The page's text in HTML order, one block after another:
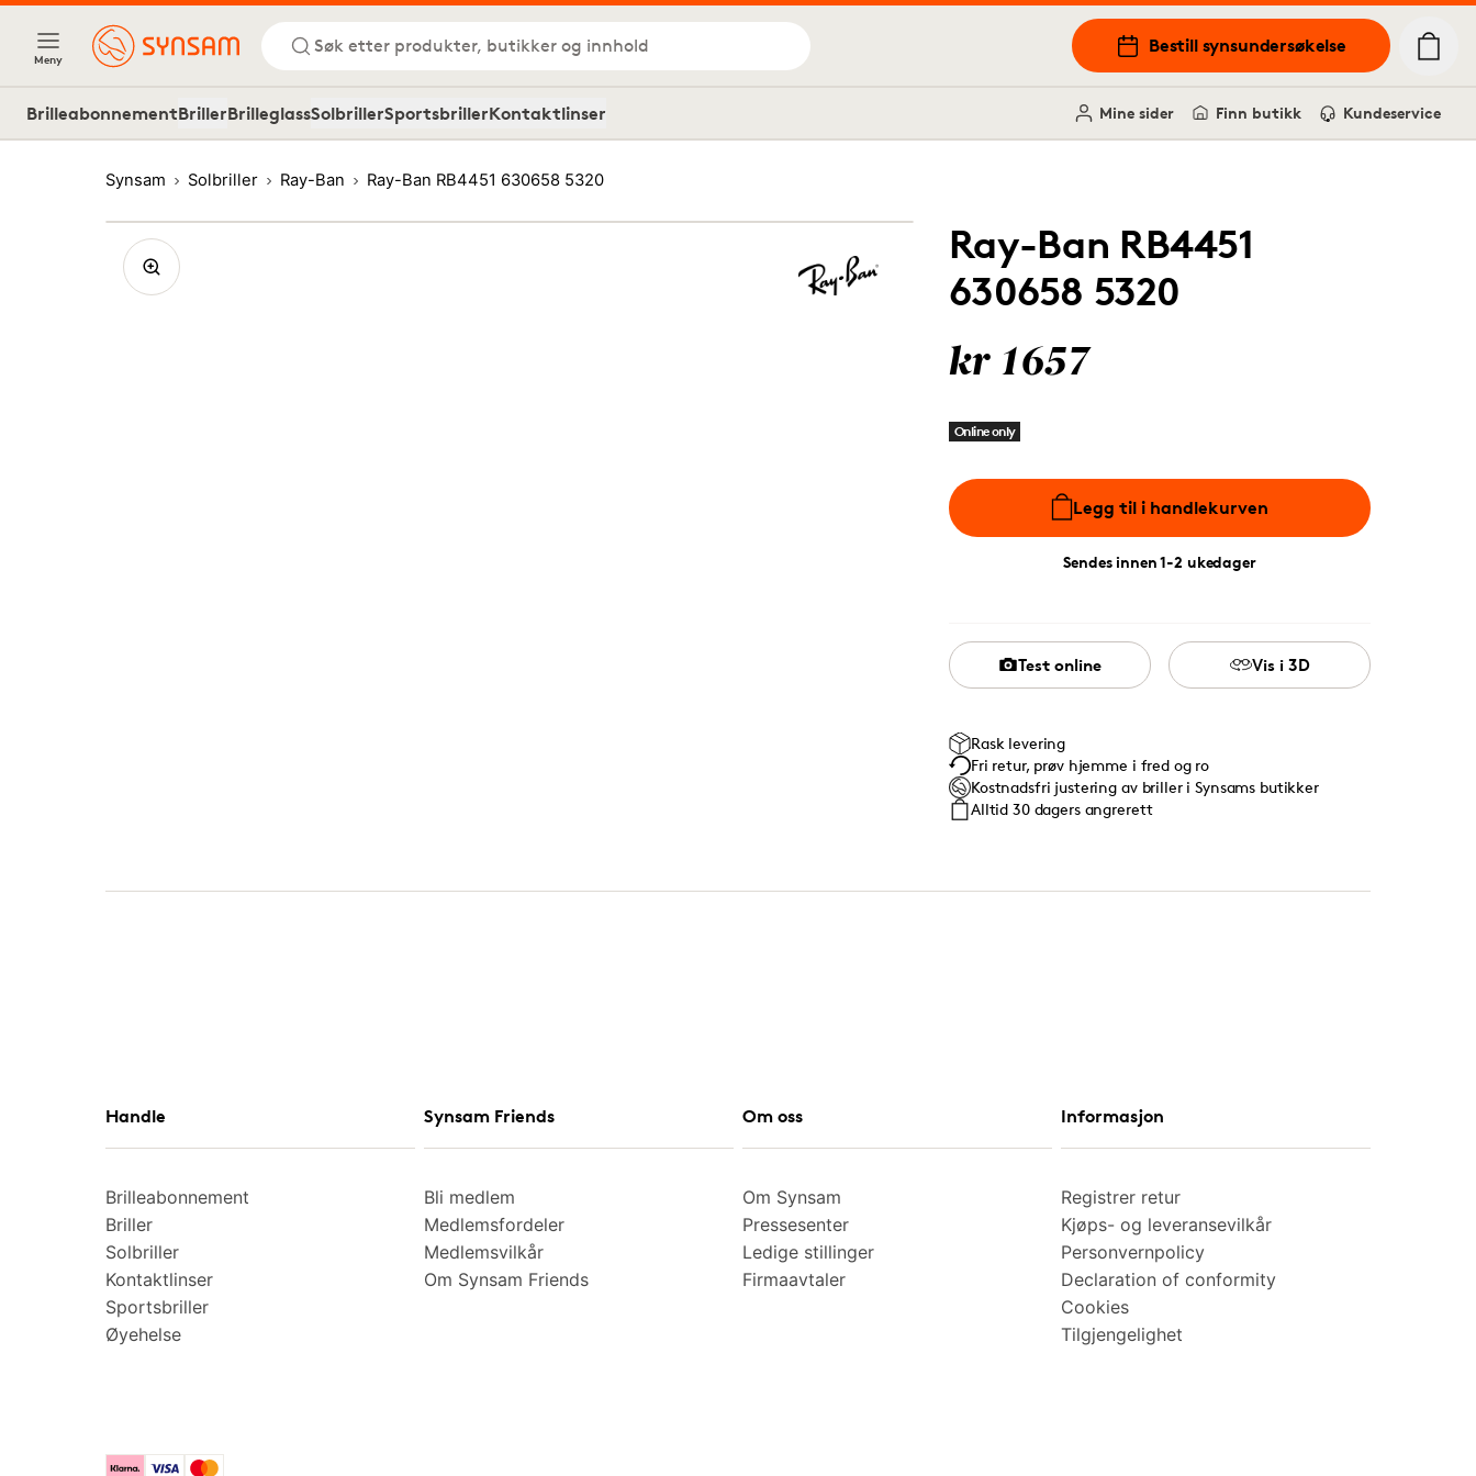
Meny
Søk etter produkter, butikker og innhold Bestill synsundersøkelse
BrilleabonnementBrillerBrilleglassSolbrillerSportsbrillerKontaktlinser Mine sider Finn butikk Kundeservice
Synsam Solbriller Ray-Ban Ray-Ban RB4451 630658 5320
Ray-Ban RB4451
630658 5320
kr 1657
Online only
Legg til i handlekurven
Sendes innen 1-2 ukedager
Test online Vis i 3D
Rask levering
Fri retur, prøv hjemme i fred og ro
Kostnadsfri justering av briller i Synsams butikker
Alltid 30 dagers angrerett
Handle
Brilleabonnement
Briller
Solbriller
Kontaktlinser
Sportsbriller
Øyehelse
Synsam Friends
Bli medlem
Medlemsfordeler
Medlemsvilkår
Om Synsam Friends
Om oss
Om Synsam
Pressesenter
Ledige stillinger
Firmaavtaler
Informasjon
Registrer retur
Kjøps- og leveransevilkår
Personvernpolicy
Declaration of conformity
Cookies
Tilgjengelighet
KlarnaVisa Mastercard